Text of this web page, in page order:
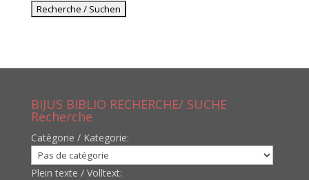
BIJUS BIBLIO RECHERCHE/ SUCHE
Recherche
Catègorie / Kategorie:
Plein texte / Volltext: